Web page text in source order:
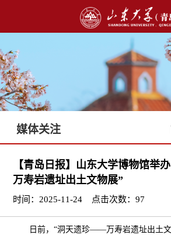
媒体关注
【青岛日报】山东大学博物馆
万寿岩遗址出土文物展”
时间：2025-11-24 点击次数：97
日前，“洞天遗珍——万寿岩遗址出土